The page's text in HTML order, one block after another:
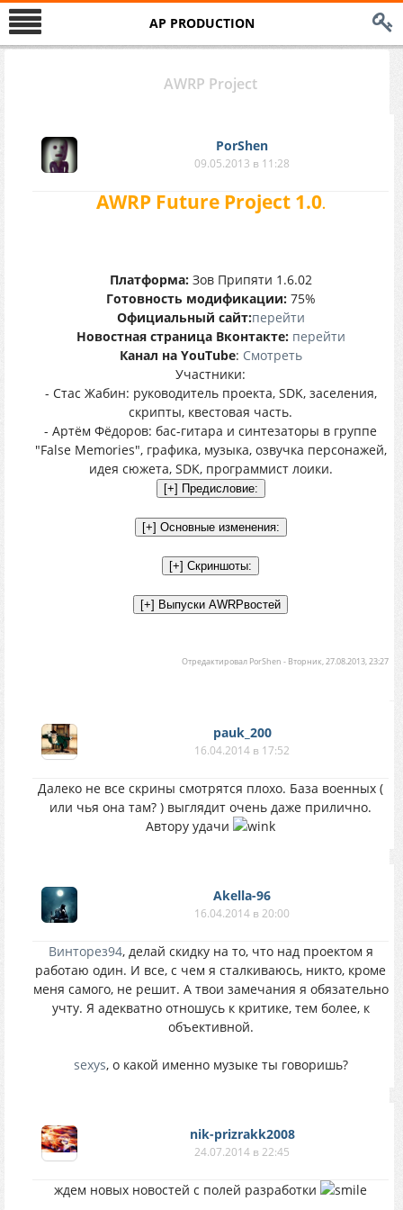
AP PRODUCTION
AWRP Project
PorShen
09.05.2013 в 11:28
AWRP Future Project 1.0.
Платформа:Зов Припяти 1.6.02
Готовность модификации:75%
Официальный сайт:перейти
Новостная страница Вконтакте: перейти
Канал на YouTube: Смотреть
Участники:
- Стас Жабин: руководитель проекта, SDK, заселения,
скрипты, квестовая часть.
- Артём Фёдоров: бас-гитара и синтезаторы в группе
"False Memories", графика, музыка, озвучка персонажей,
идея сюжета, SDK, программист лоики.
Отредактировал PorShen - Вторник, 27.08.2013, 23:27
pauk_200
16.04.2014 в 17:52
Далеко не все скрины смотрятся плохо. База военных (
или чья она там? ) выглядит очень даже прилично.
Автору удачи
Akella-96
16.04.2014 в 20:00
Винторез94, делай скидку на то, что над проектом я
работаю один. И все, с чем я сталкиваюсь, никто, кроме
меня самого, не решит. А твои замечания я обязательно
учту. Я адекватно отношусь к критике, тем более, к
объективной.
sexys, о какой именно музыке ты говоришь?
nik-prizrakk2008
24.07.2014 в 22:45
ждем новых новостей с полей разработки